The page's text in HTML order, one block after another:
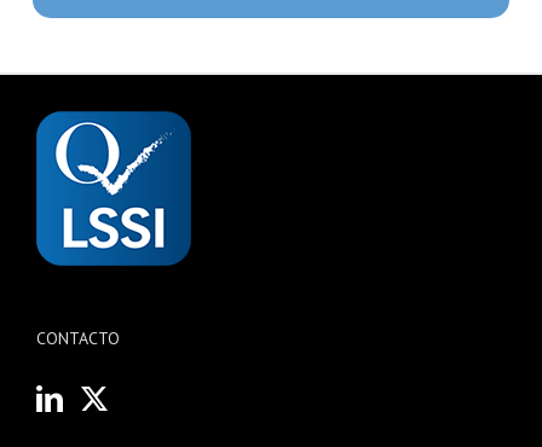
hola@biddown.com